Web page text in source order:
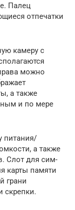
Палец
отпечатки
камеру с
можно
а также
и по мере
питания/
а также
Слот для сим-
карты памяти
грани
скрепки.